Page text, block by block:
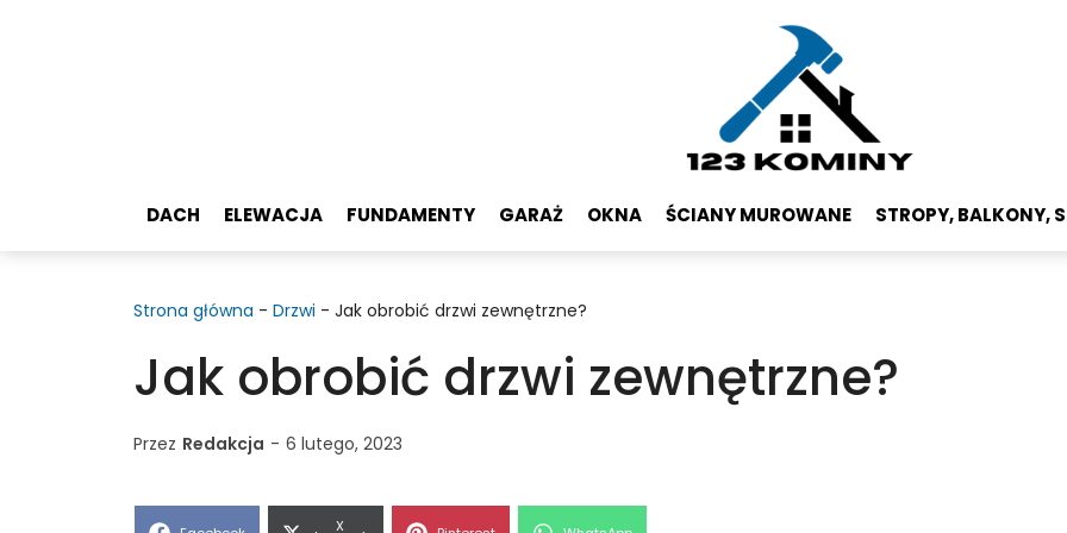
DACH ELEWACJA FUNDAMENTY GARAŻ OKNA ŚCIANY MUROWANE STROPY, BALKONY,
Strona główna - Drzwi - Jak obrobić drzwi zewnętrzne?
Jak obrobić drzwi zewnętrzne?
Przez Redakcja - 6 lutego, 2023
Share
X